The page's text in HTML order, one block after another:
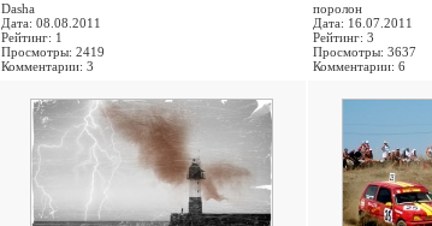
Dasha
Дата: 08.08.2011
Рейтинг: 1
Просмотры: 2419
Комментарии: 3
поролон
Дата: 16.07.2011
Рейтинг: 3
Просмотры: 3637
Комментарии: 6